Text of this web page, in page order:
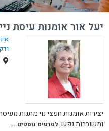
יעל אור אומנות עיסת
יצירות אומנות חפצי נוי מתנות מעיסת
ומשובבות נפש.לפרטים נוספים...